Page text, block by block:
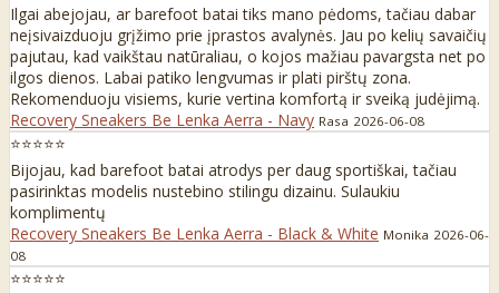
Ilgai abejojau, ar barefoot batai tiks mano pėdoms, tačiau dabar
neįsivaizduoju grįžimo prie įprastos avalynės. Jau po kelių savaičių
pajutau, kad vaikštau natūraliau, o kojos mažiau pavargsta net po
ilgos dienos. Labai patiko lengvumas ir plati pirštų zona.
Rekomenduoju visiems, kurie vertina komfortą ir sveiką judėjimą.
Recovery Sneakers Be Lenka Aerra - Navy Rasa 2026-06-08
⭐⭐⭐⭐⭐
Bijojau, kad barefoot batai atrodys per daug sportiškai, tačiau
pasirinktas modelis nustebino stilingu dizainu. Sulaukiu
komplimentų
Recovery Sneakers Be Lenka Aerra - Black & White Monika 2026-06-
08
⭐⭐⭐⭐⭐